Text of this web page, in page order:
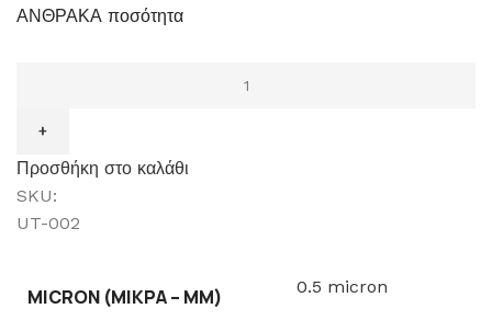
ΑΝΘΡΑΚΑ ποσότητα
Προσθήκη στο καλάθι
SKU:
UT-002
MICRON (ΜΙΚΡΆ – ΜM) 0.5 micron